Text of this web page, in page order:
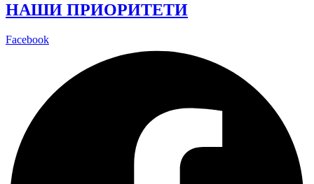
НАШИ ПРИОРИТЕТИ
Facebook